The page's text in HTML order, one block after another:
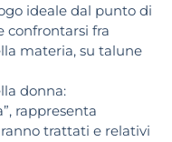
ideale dal punto di
confrontarsi fra
materia, su talune
donna:
rappresenta
trattati e relativi